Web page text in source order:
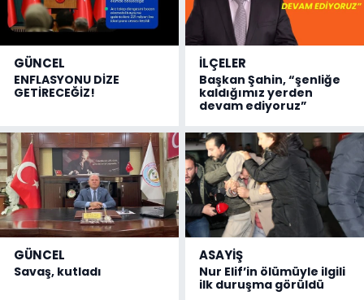
GÜNCEL
ENFLASYONU DİZE
GETİRECEĞİZ!
İLÇELER
Başkan Şahin, “şenliğe
kaldığımız yerden
devam ediyoruz”
GÜNCEL
Savaş, kutladı
ASAYİŞ
Nur Elif’in ölümüyle ilgili
ilk duruşma görüldü